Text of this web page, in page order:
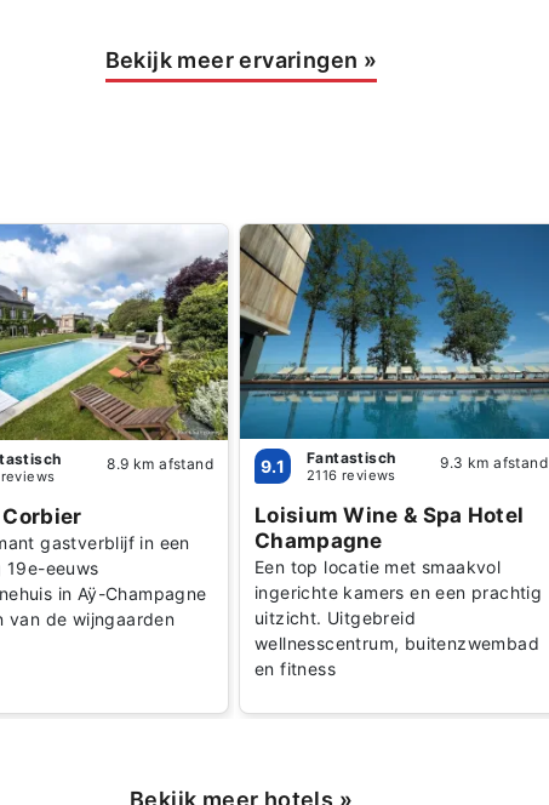
Bekijk meer ervaringen »
8.9 km afstand
Corbier
gastverblijf in een
19e-eeuws
in Aÿ-Champagne
van de wijngaarden
9.1 Fantastisch
2116 reviews
9.3 km afstand
Loisium Wine & Spa Hotel
Champagne
Een top locatie met smaakvol
ingerichte kamers en een prachtig
uitzicht. Uitgebreid
wellnesscentrum, buitenzwembad
en fitness
Bekijk meer hotels »